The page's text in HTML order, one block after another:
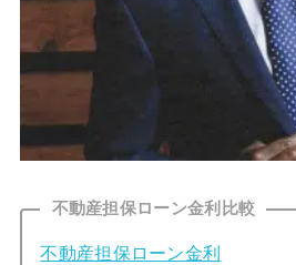
不動産担保ローン金利比較
不動産担保ローン金利